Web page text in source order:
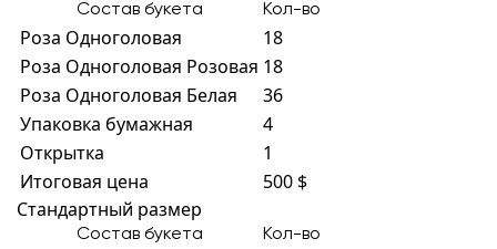
Состав букета Кол-во
Роза Одноголовая
18
Роза Одноголовая Розовая 18
Роза Одноголовая Белая
36
Упаковка бумажная
4
Открытка
1
Итоговая цена
500 $
Стандартный размер
Состав букета Кол-во